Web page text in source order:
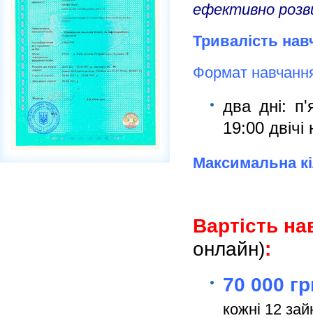
ефективно
Тривалість
Формат
два дні:
19:00
Максимальна
Вартість
онлайн):
70 000
кожні 12